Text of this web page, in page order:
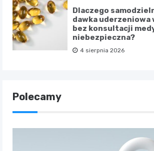
Dlaczego
dawka uderzeniowa
bez konsultacji
niebezpieczna?
4 sierpnia 2026
Polecamy